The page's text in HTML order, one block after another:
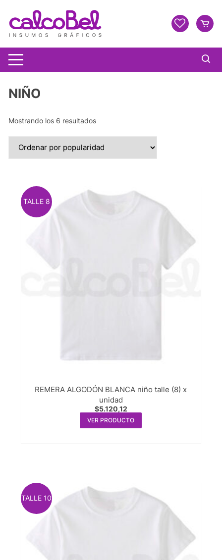
NIÑO
Mostrando los 6 resultados
TALLE 8
REMERA ALGODÓN BLANCA niño talle (8) x
unidad
$5.120,12
VER PRODUCTO
TALLE 10